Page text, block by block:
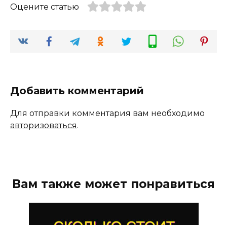
Оцените статью
Добавить комментарий
Для отправки комментария вам необходимо
авторизоваться.
Вам также может понравиться